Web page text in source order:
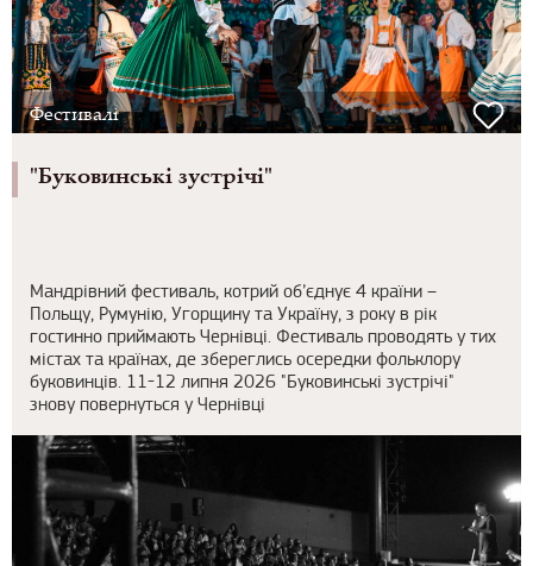
Фестивалі
"Буковинські зустрічі"
Мандрівний фестиваль, котрий об’єднує 4 країни –
Польщу, Румунію, Угорщину та Україну, з року в рік
гостинно приймають Чернівці. Фестиваль проводять у тих
містах та країнах, де збереглись осередки фольклору
буковинців. 11 -12 липня 2026 "Буковинські зустрічі"
знову повернуться у Чернівці